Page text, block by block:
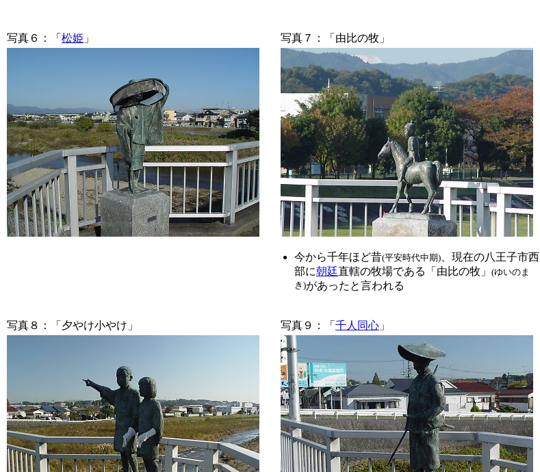
写真９：「 千人同心 」
写真８：「夕やけ小やけ」
今から千年ほど昔(平安時代中期) 、現在の八王子市西
部に朝廷直轄の牧場である「由比の牧」 (ゆいのま
き)があったと言われる
写真６：「 松姫 」 写真７：「由比の牧」